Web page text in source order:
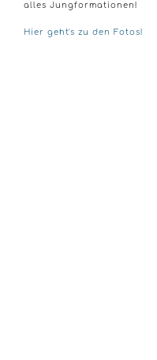
alles Jungformationen!
Hier geht's zu den Fotos!